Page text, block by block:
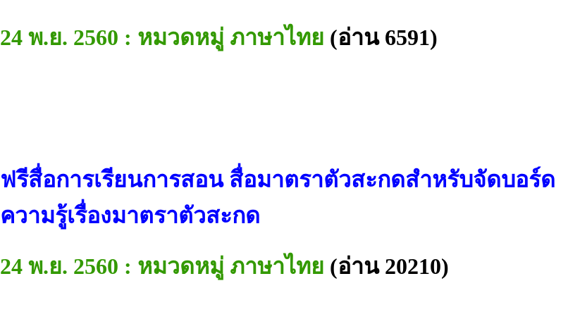
24 พ.ย. 2560 : หมวดหมู่ ภาษาไทย (อ่าน 6591)
ฟรีสื่อการเรียนการสอน สื่อมาตราตัวสะกดสำหรับจัดบอร์ด
ความรู้เรื่องมาตราตัวสะกด
24 พ.ย. 2560 : หมวดหมู่ ภาษาไทย (อ่าน 20210)